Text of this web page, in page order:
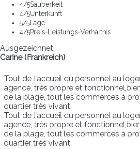
4/5Sauberkeit
4/5Unterkunft
5/5Lage
4/5Preis-Leistungs-Verhältnis
Ausgezeichnet
Carine (Frankreich)
Tout de l'accueil du personnel au
agencé, très propre et
de la plage, tout les commerces à
quartier très vivant.
Tout de l'accueil du personnel au
agencé, très propre et
de la plage, tout les commerces à
quartier très vivant.